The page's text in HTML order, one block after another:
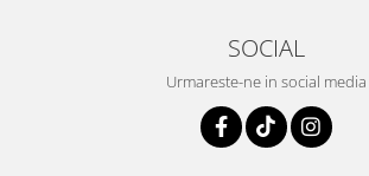
SOCIAL
Urmareste-ne in social media